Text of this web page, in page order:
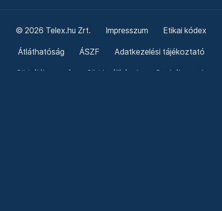
© 2026 Telex.hu Zrt. Impresszum Etikai kódex
Átláthatóság ÁSZF Adatkezelési tájékoztató
Sütitájékoztató Süti beállítások Szabályzatok